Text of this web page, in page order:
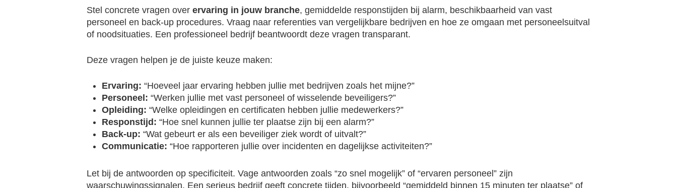
Stel concrete vragen over ervaring in jouw branche, gemiddelde responstijden bij alarm, beschikbaarheid van vast
personeel en back-up procedures. Vraag naar referenties van vergelijkbare bedrijven en hoe ze omgaan met personeelsuitval
of noodsituaties. Een professioneel bedrijf beantwoordt deze vragen transparant.
Deze vragen helpen je de juiste keuze maken:
Ervaring: “Hoeveel jaar ervaring hebben jullie met bedrijven zoals het mijne?”
Personeel: “Werken jullie met vast personeel of wisselende beveiligers?”
Opleiding: “Welke opleidingen en certificaten hebben jullie medewerkers?”
Responstijd: “Hoe snel kunnen jullie ter plaatse zijn bij een alarm?”
Back-up: “Wat gebeurt er als een beveiliger ziek wordt of uitvalt?”
Communicatie: “Hoe rapporteren jullie over incidenten en dagelijkse activiteiten?”
Let bij de antwoorden op specificiteit. Vage antwoorden zoals “zo snel mogelijk” of “ervaren personeel” zijn
waarschuwingssignalen. Een serieus bedrijf geeft concrete tijden, bijvoorbeeld “gemiddeld binnen 15 minuten ter plaatse” of